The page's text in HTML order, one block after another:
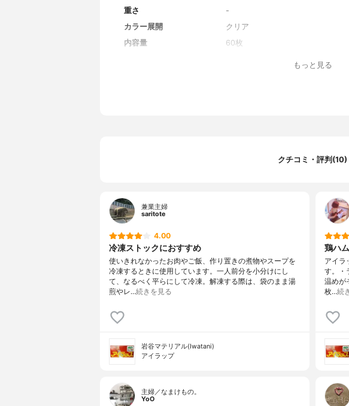
重さ
-
カラー展開
クリア
内容量
60枚
もっと見る
クチコミ・評判(10)
兼業主婦
saritote
4.00
冷凍ストックにおすすめ
使いきれなかったお肉やご飯、作り置きの煮物やスープを
冷凍するときに使用しています。一人前分を小分けにし
て、なるべく平らにして冷凍。解凍する際は、袋のまま湯
煎やレ…続きを見る
岩谷マテリアル(Iwatani)
アイラップ
鶏ハ
アイラ
す。・
温めが
枚…続
主婦／なまけもの。
YoO